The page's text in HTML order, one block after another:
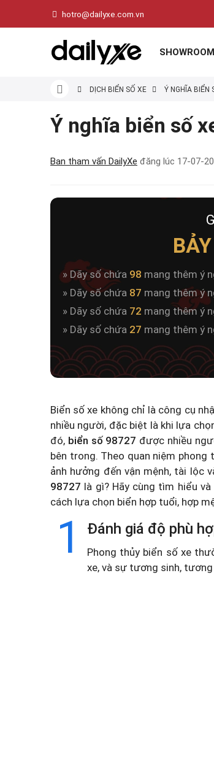
hotro@dailyxe.com.vn
SHOWROOM
DỊCH BIỂN SỐ XE Ý NGHĨA BIỂN
Ý nghĩa biển số
Ban tham vấn DailyXe đăng lúc 17-07-
» Dãy số chứa 98 mang thêm ý
» Dãy số chứa 87 mang thêm ý
» Dãy số chứa 72 mang thêm ý
» Dãy số chứa 27 mang thêm ý
Biển số xe không chỉ là công cụ
nhiều người, đặc biệt là khi lựa
đó, biển số 98727 được nhiều
bên trong. Theo quan niệm
ảnh hưởng đến vận mệnh, tài lộc
98727 là gì? Hãy cùng tìm hiểu
cách lựa chọn biển hợp tuổi, hợp
1 Đánh giá độ phù
Phong thủy biển số xe
xe, và sự tương sinh,